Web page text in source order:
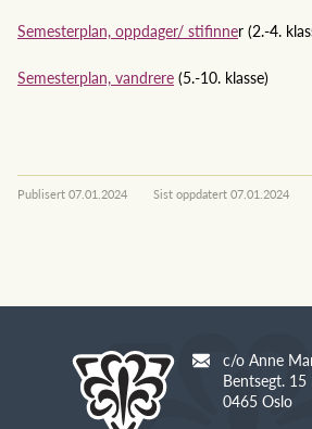
Semesterplan, oppdager/ stifinner (2.-4.
Semesterplan, vandrere (5.-10. klasse)
Publisert07.01.2024 Sist oppdatert07.01.2024
c/o Anne
Bentsegt. 15
0465 Oslo